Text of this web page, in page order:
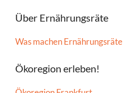
Über Ernährungsräte
Was machen Ernährungsräte
Ökoregion erleben!